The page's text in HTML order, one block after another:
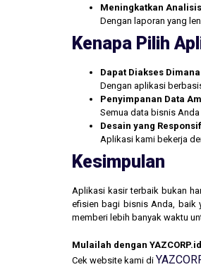
Meningkatkan
Dengan laporan yang
Kenapa Pilih
Dapat Diakses
Dengan aplikasi
Penyimpanan Data
Semua data bisnis
Desain yang Responsif
Aplikasi kami bekerja
Kesimpulan
Aplikasi kasir terbaik bukan
efisien bagi bisnis Anda, baik
memberi lebih banyak waktu
Mulailah dengan
Cek website kami di